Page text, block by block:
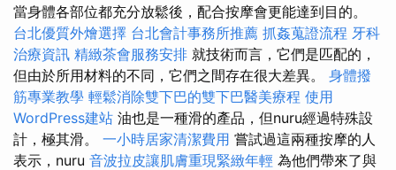
當身體各部位都充分放鬆後，配合按摩會更能達到目的。
台北優質外燴選擇 台北會計事務所推薦 抓姦蒐證流程 牙科
治療資訊 精緻茶會服務安排 就技術而言，它們是匹配的，
但由於所用材料的不同，它們之間存在很大差異。 身體撥
筋專業教學 輕鬆消除雙下巴的雙下巴醫美療程 使用
WordPress建站 油也是一種滑的產品，但nuru經過特殊設
計，極其滑。 一小時居家清潔費用 嘗試過這兩種按摩的人
表示，nuru 音波拉皮讓肌膚重現緊緻年輕 為他們帶來了與